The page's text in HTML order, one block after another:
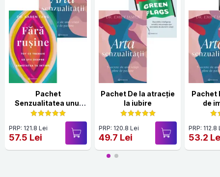
Pachet
Senzualitatea unui
corp sănătos
PRP: 121.8 Lei
57.5 Lei
Pachet De la atracție
la iubire
PRP: 120.8 Lei
49.7 Lei
Pachet
de
PRP: 112.8
53.2